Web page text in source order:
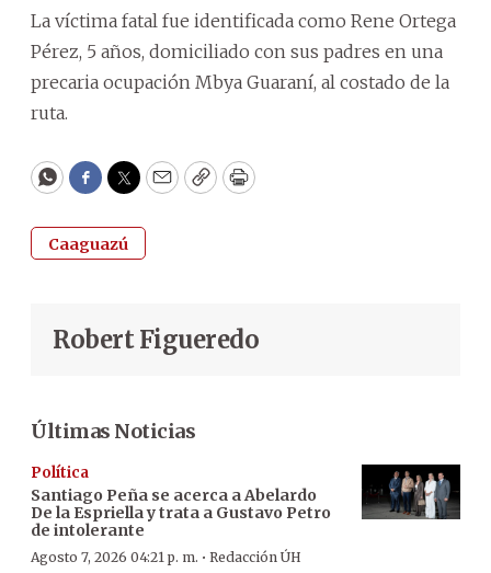
La víctima fatal fue identificada como Rene Ortega
Pérez, 5 años, domiciliado con sus padres en una
precaria ocupación Mbya Guaraní, al costado de la
ruta.
WhatsApp
Facebook
Twitter
EmailCopyPrint
Caaguazú
Robert Figueredo
Últimas Noticias
Política
Santiago Peña se acerca a Abelardo
De la Espriella y trata a Gustavo Petro
de intolerante
Agosto 7, 2026 04:21 p. m. · Redacción ÚH